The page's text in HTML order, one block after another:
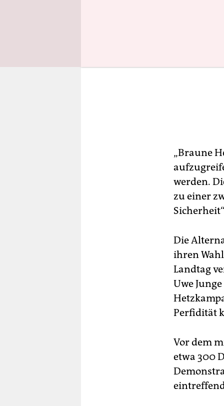
„Braune
werden.
zu einer
Die
ihren
Landtag
Uwe
Perfidität
Vor dem
etwa 300